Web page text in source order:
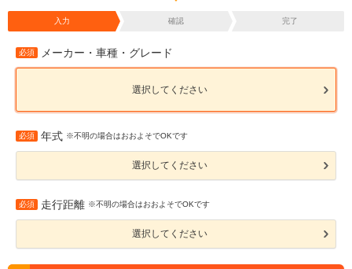
入力 確認 完了
必須 メーカー・車種・グレード
選択してください
必須 年式 ※不明の場合はおおよそでOKです
選択してください
必須 走行距離 ※不明の場合はおおよそでOKです
選択してください